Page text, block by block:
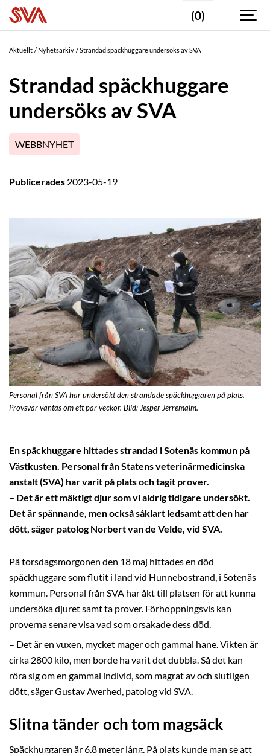
(0)
Aktuellt Nyhetsarkiv Strandad späckhuggare undersöks av SVA
Strandad späckhuggare
undersöks av SVA
WEBBNYHET
Publicerades 2023-05-19
Personal från SVA har undersökt den strandade späckhuggaren på plats.
Provsvar väntas om ett par veckor. Bild: Jesper Jerremalm.
En späckhuggare hittades strandad i Sotenäs kommun på
Västkusten. Personal från Statens veterinärmedicinska
anstalt (SVA) har varit på plats och tagit prover.
– Det är ett mäktigt djur som vi aldrig tidigare undersökt.
Det är spännande, men också såklart ledsamt att den har
dött, säger patolog Norbert van de Velde, vid SVA.
På torsdagsmorgonen den 18 maj hittades en död
späckhuggare som flutit i land vid Hunnebostrand, i Sotenäs
kommun. Personal från SVA har åkt till platsen för att kunna
undersöka djuret samt ta prover. Förhoppningsvis kan
proverna senare visa vad som orsakade dess död.
– Det är en vuxen, mycket mager och gammal hane. Vikten är
cirka 2800 kilo, men borde ha varit det dubbla. Så det kan
röra sig om en gammal individ, som magrat av och slutligen
dött, säger Gustav Averhed, patolog vid SVA.
Slitna tänder och tom magsäck
Späckhuggaren är 6,8 meter lång. På plats kunde man se att